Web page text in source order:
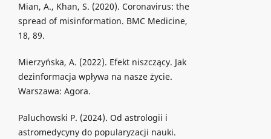
Mian, A., Khan, S. (2020). Coronavirus: the
spread of misinformation. BMC Medicine,
18, 89.
Mierzyńska, A. (2022). Efekt niszczący. Jak
dezinformacja wpływa na nasze życie.
Warszawa: Agora.
Paluchowski P. (2024). Od astrologii i
astromedycyny do popularyzacji nauki.